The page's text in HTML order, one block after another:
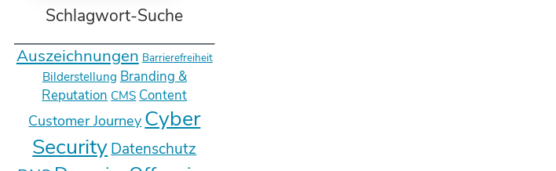
Schlagwort-Suche
Auszeichnungen Barrierefreiheit
Bilderstellung Branding &
Reputation CMS Content
Customer Journey Cyber
SecurityDatenschutz